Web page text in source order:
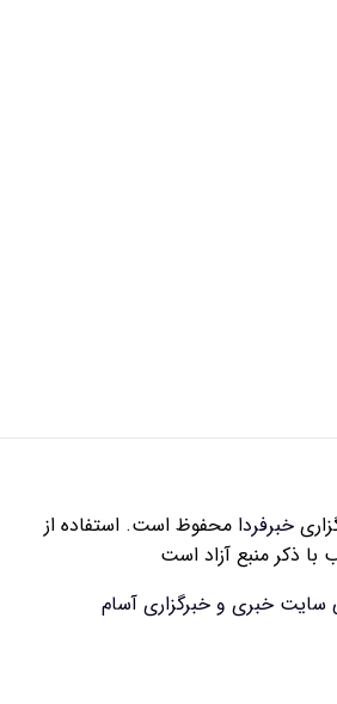
خبرفردامحفوظ است. استفاده از
با ذکر منبع آزاد است
سایت خبری و خبرگزاری آسام